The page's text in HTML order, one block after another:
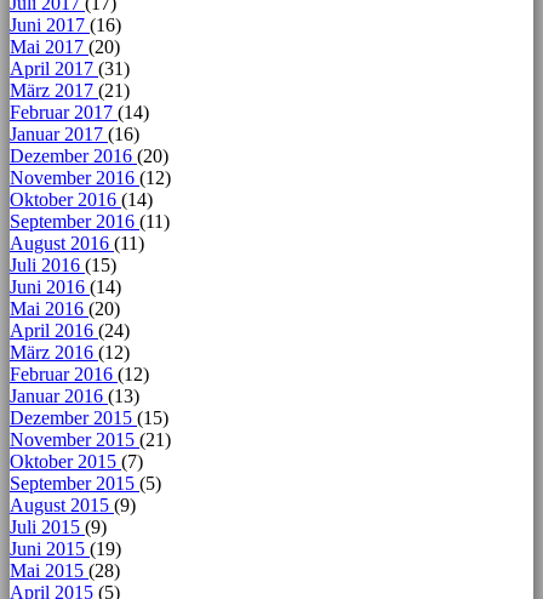
Juni 2017 (16)
Mai 2017 (20)
April 2017 (31)
März 2017 (21)
Februar 2017 (14)
Januar 2017 (16)
Dezember 2016 (20)
November 2016 (12)
Oktober 2016 (14)
September 2016 (11)
August 2016 (11)
Juli 2016 (15)
Juni 2016 (14)
Mai 2016 (20)
April 2016 (24)
März 2016 (12)
Februar 2016 (12)
Januar 2016 (13)
Dezember 2015 (15)
November 2015 (21)
Oktober 2015 (7)
September 2015 (5)
August 2015 (9)
Juli 2015 (9)
Juni 2015 (19)
Mai 2015 (28)
April 2015 (5)